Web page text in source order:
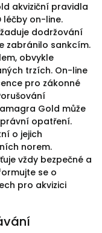
akviziční pravidla
léčby on-line.
dodržování
zabránilo sankcím.
obvykle
trzích. On-line
pro zákonné
Gold může
opatření.
o jejich
norem.
vždy bezpečné a
se o
pro akvizici